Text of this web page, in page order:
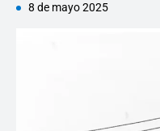
8 de mayo 2025